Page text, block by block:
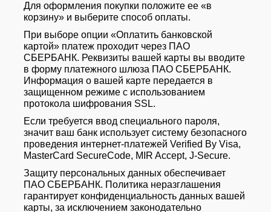
Для оформления покупки положите ее «в
корзину» и выберите способ оплаты.
При выборе опции «Оплатить банковской
картой» платеж проходит через ПАО
СБЕРБАНК. Реквизиты вашей карты вы вводите
в форму платежного шлюза ПАО СБЕРБАНК.
Информация о вашей карте передается в
защищенном режиме с использованием
протокола шифрования SSL.
Если требуется ввод специального пароля,
значит ваш банк использует систему безопасного
проведения интернет-платежей Verified By Visa,
MasterCard SecureCode, MIR Accept, J-Secure.
Защиту персональных данных обеспечивает
ПАО СБЕРБАНК. Политика неразглашения
гарантирует конфиденциальность данных вашей
карты, за исключением законодательно